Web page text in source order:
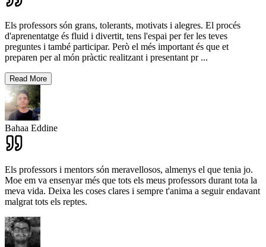
Els professors són grans, tolerants, motivats i alegres. El procés
d'aprenentatge és fluid i divertit, tens l'espai per fer les teves
preguntes i també participar. Però el més important és que et
preparen per al món pràctic realitzant i presentant pr...
Read More
Bahaa Eddine
Els professors i mentors són meravellosos, almenys el que tenia jo.
Moe em va ensenyar més que tots els meus professors durant tota la
meva vida. Deixa les coses clares i sempre t'anima a seguir endavant
malgrat tots els reptes.